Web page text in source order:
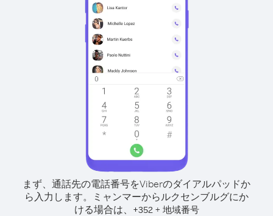
まず、通話先の電話番号をViberのダイアルパッドか
ら入力します。
ミャンマーからルクセンブルグにか
ける場合は、
+352+ 地域番号